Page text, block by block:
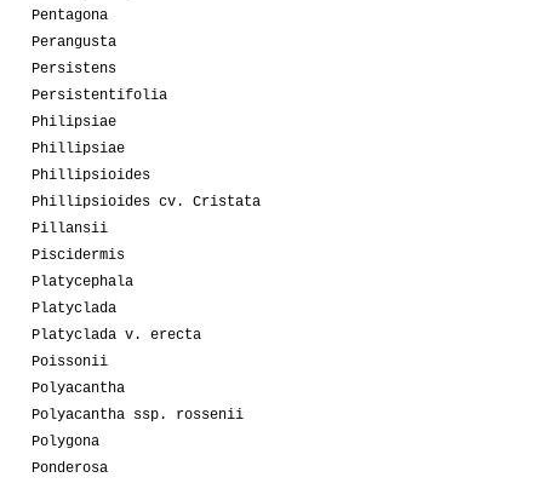
Pentagona
Perangusta
Persistens
Persistentifolia
Philipsiae
Phillipsiae
Phillipsioides
Phillipsioides cv. Cristata
Pillansii
Piscidermis
Platycephala
Platyclada
Platyclada v. erecta
Poissonii
Polyacantha
Polyacantha ssp. rossenii
Polygona
Ponderosa